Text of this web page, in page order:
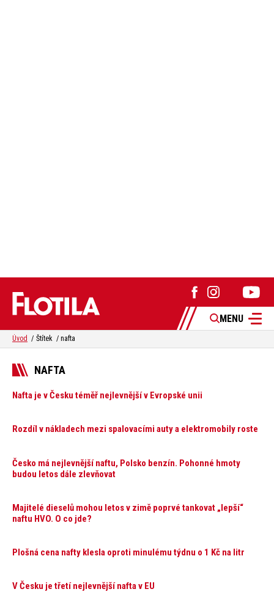
MENU
Úvod Štítek nafta
NAFTA
Nafta je v Česku téměř nejlevnější v Evropské unii
Rozdíl v nákladech mezi spalovacími auty a elektromobily roste
Česko má nejlevnější naftu, Polsko benzín. Pohonné hmoty
budou letos dále zlevňovat
Majitelé dieselů mohou letos v zimě poprvé tankovat „lepší“
naftu HVO. O co jde?
Plošná cena nafty klesla oproti minulému týdnu o 1 Kč na litr
V Česku je třetí nejlevnější nafta v EU